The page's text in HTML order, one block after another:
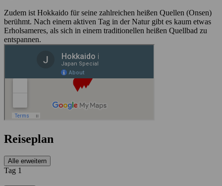
Zudem ist Hokkaido für seine zahlreichen heißen Quellen (Onsen)
berühmt. Nach einem aktiven Tag in der Natur gibt es kaum etwas
Erholsameres, als sich in einem traditionellen heißen Quellbad zu
entspannen.
Reiseplan
Alle erweitern
Tag 1